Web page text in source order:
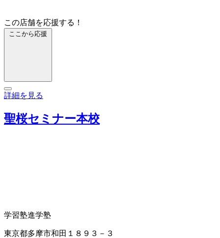
この店舗を応援する！
ここから応援
詳細を見る
聖桜セミナー本校
学習塾進学塾
東京都多摩市和田１８９３－３